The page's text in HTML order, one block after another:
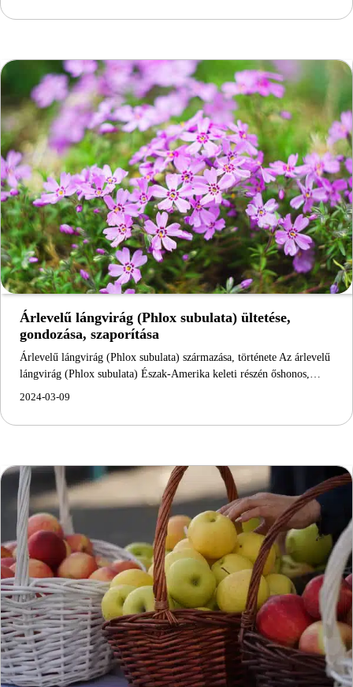
Árlevelű lángvirág (Phlox subulata) ültetése,
gondozása, szaporítása
Árlevelű lángvirág (Phlox subulata) származása, története Az árlevelű
lángvirág (Phlox subulata) Észak-Amerika keleti részén őshonos,…
2024-03-09